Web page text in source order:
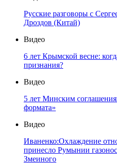
Русские разговоры с
Дроздов (Китай)
Видео
6 лет Крымской весне:
признания?
Видео
5 лет Минским
формата»
Видео
Иваненко:Охлаждение
принесло Румынии
Змеиного